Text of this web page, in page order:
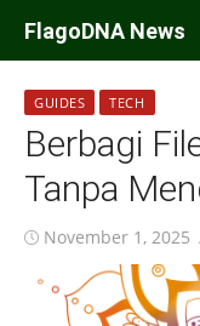
FlagoDNA News
GUIDES TECH
Berbagi
Tanpa
Posted
November 1, 2025